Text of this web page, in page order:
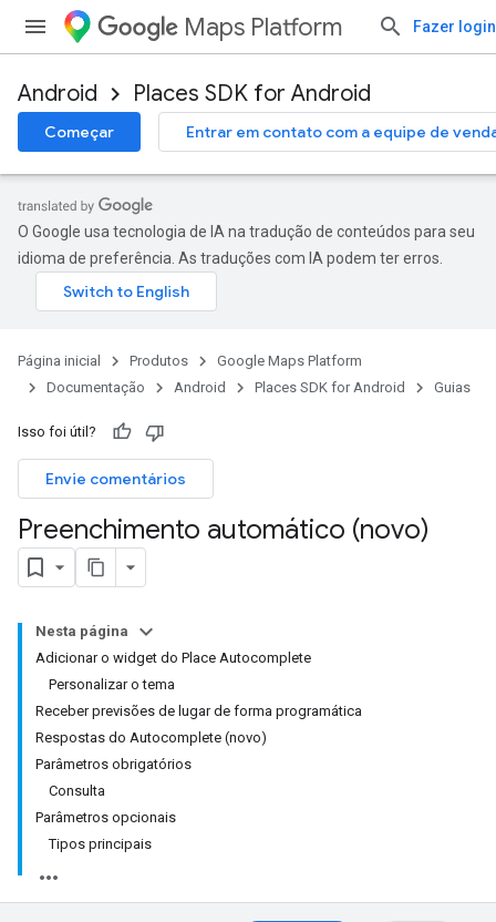
Maps Platform Fazer login
Android Places SDK for Android
Começar Entrar em contato com a equipe de
O Google usa tecnologia de IA na tradução de conteúdos para seu
idioma de preferência. As traduções com IA podem ter erros.
Página inicial Produtos
Google Maps Platform
Documentação
Android Places SDK for Android Guias
Isso foi útil?
Envie comentários
Preenchimento automático (novo)
Nesta página
Adicionar o widget do Place Autocomplete
Personalizar o tema
Receber previsões de lugar de forma programática
Respostas do Autocomplete (novo)
Parâmetros obrigatórios
Consulta
Parâmetros opcionais
Tipos principais